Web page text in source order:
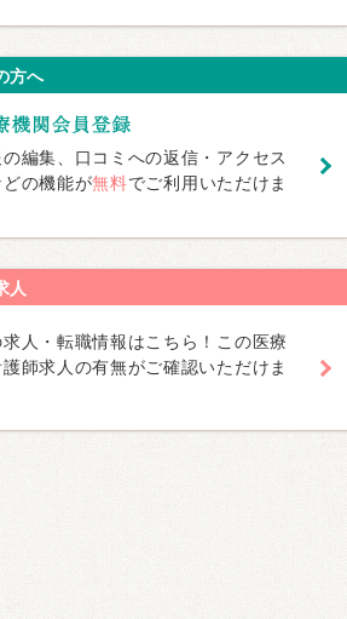
方へ
編集、口コミへの返信・アクセス
の機能が無料でご利用いただけま
人
人・転職情報はこちら！この医療
師求人の有無がご確認いただけま